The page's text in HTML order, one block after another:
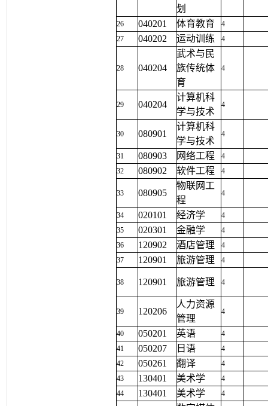
划
26 040201 体育教育
4
27
040202 运动训练 4
28 040204
武术与民
族传统体
育
4
29 040204
计算机科
学与技术
4
30 080901
计算机科
学与技术
4
31 080903 网络工程
4
32
080902 软件工程 4
33 080905
物联网工
程
4
34 020101 经济学
4
35
020301 金融学
4
36
120902 酒店管理
4
37
120901 旅游管理 4
38 120901 旅游管理 4
39 120206
人力资源
管理
4
40 050201 英语
4
41
050207 日语
4
42
050261 翻译
4
43
130401 美术学
4
44
130401 美术学 4